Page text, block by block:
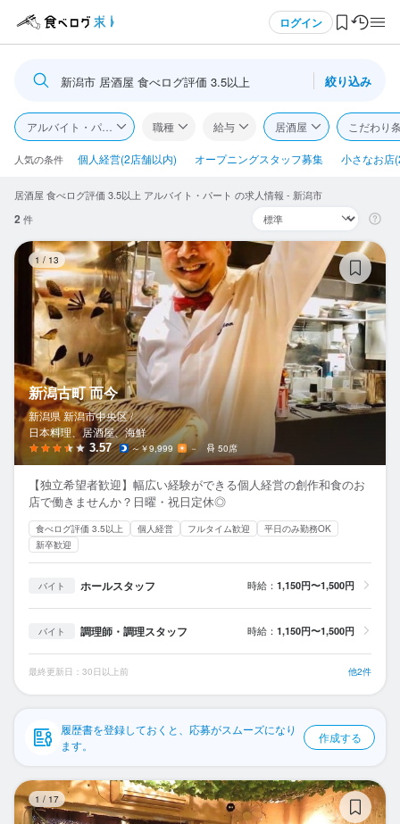
ログイン
ログイン・無料会員登録
食べログ求人TOP
求人検索
閲覧履歴
気になる求人
検索履歴・保存した条件
応募履歴
WEB履歴書
スカウト・メルマガ受信設定
ヘルプ・お問い合わせフォーム
食べログ求人PRESS
プライバシーポリシー
利用規約
企業情報
新潟市 居酒屋 食べログ評価 3.5以上 絞り込み
アルバイト・パート 職種 給与 居酒屋 こだわり
人気の条件 個人経営(2店舗以内) オープニングスタッフ募集 小さなお店
居酒屋 食べログ評価 3.5以上 アルバイト・パート の求人情報 - 新潟市
2 件
1 / 13
新潟古町 而今
新潟県 新潟市中央区 /
日本料理、居酒屋、海鮮
3.57 ～￥9,999 － 50席
【独立希望者歓迎】幅広い経験ができる個人経営の創作和食のお
店で働きませんか？日曜・祝日定休◎
食べログ評価 3.5以上 個人経営 フルタイム歓迎
平日のみ勤務OK
新卒歓迎
バイト ホールスタッフ 時給： 1,150円〜1,500円
バイト 調理師・調理スタッフ 時給： 1,150円〜1,500円
最終更新日：30日以上前 他2件
履歴書を登録しておくと、応募がスムーズになり
ます。
作成する
1 / 17